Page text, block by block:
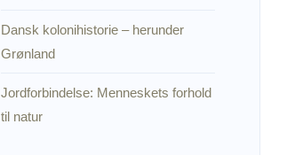
Dansk kolonihistorie – herunder
Grønland
Jordforbindelse: Menneskets forhold
til natur